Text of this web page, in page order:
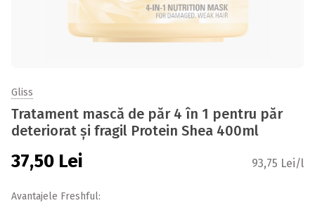
Gliss
Tratament mască de păr 4 în 1 pentru păr
deteriorat și fragil Protein Shea 400ml
37,50 Lei 93,75 Lei/l
Avantajele Freshful: